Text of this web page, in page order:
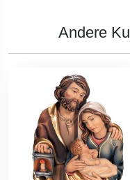
Andere